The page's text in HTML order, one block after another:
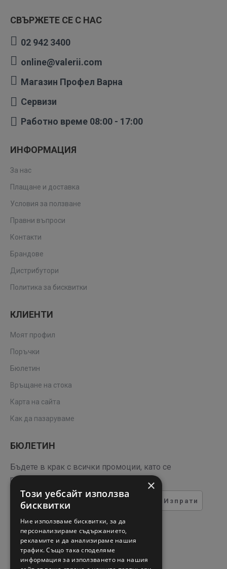
СВЪРЖЕТЕ СЕ С НАС
02 942 3400
online@valerii.com
Магазин Профел Варна
Сервизи
Работно време 08:00 - 17:00
ИНФОРМАЦИЯ
За нас
Плащане и доставка
Условия за ползване
Правни въпроси
Контакти
Брандове
Дистрибутори
Политика за бисквитки
КЛИЕНТИ
Моят профил
Поръчки
Бюлетин
Връщане на стока
Карта на сайта
Как да пазаруваме
БЮЛЕТИН
Бъдете в крак с всички промоции, като се
регистрирате за нашия бюлетин
Изпрати
ТЕСТ ЗА СИГУРНОСТ
Въведете кода в полето
отдолу
×
Този уебсайт използва
бисквитки
Ние използваме бисквитки, за да
персонализираме съдържанието,
рекламите и да анализираме нашия
трафик. Също така споделяме
информация за използването на нашия